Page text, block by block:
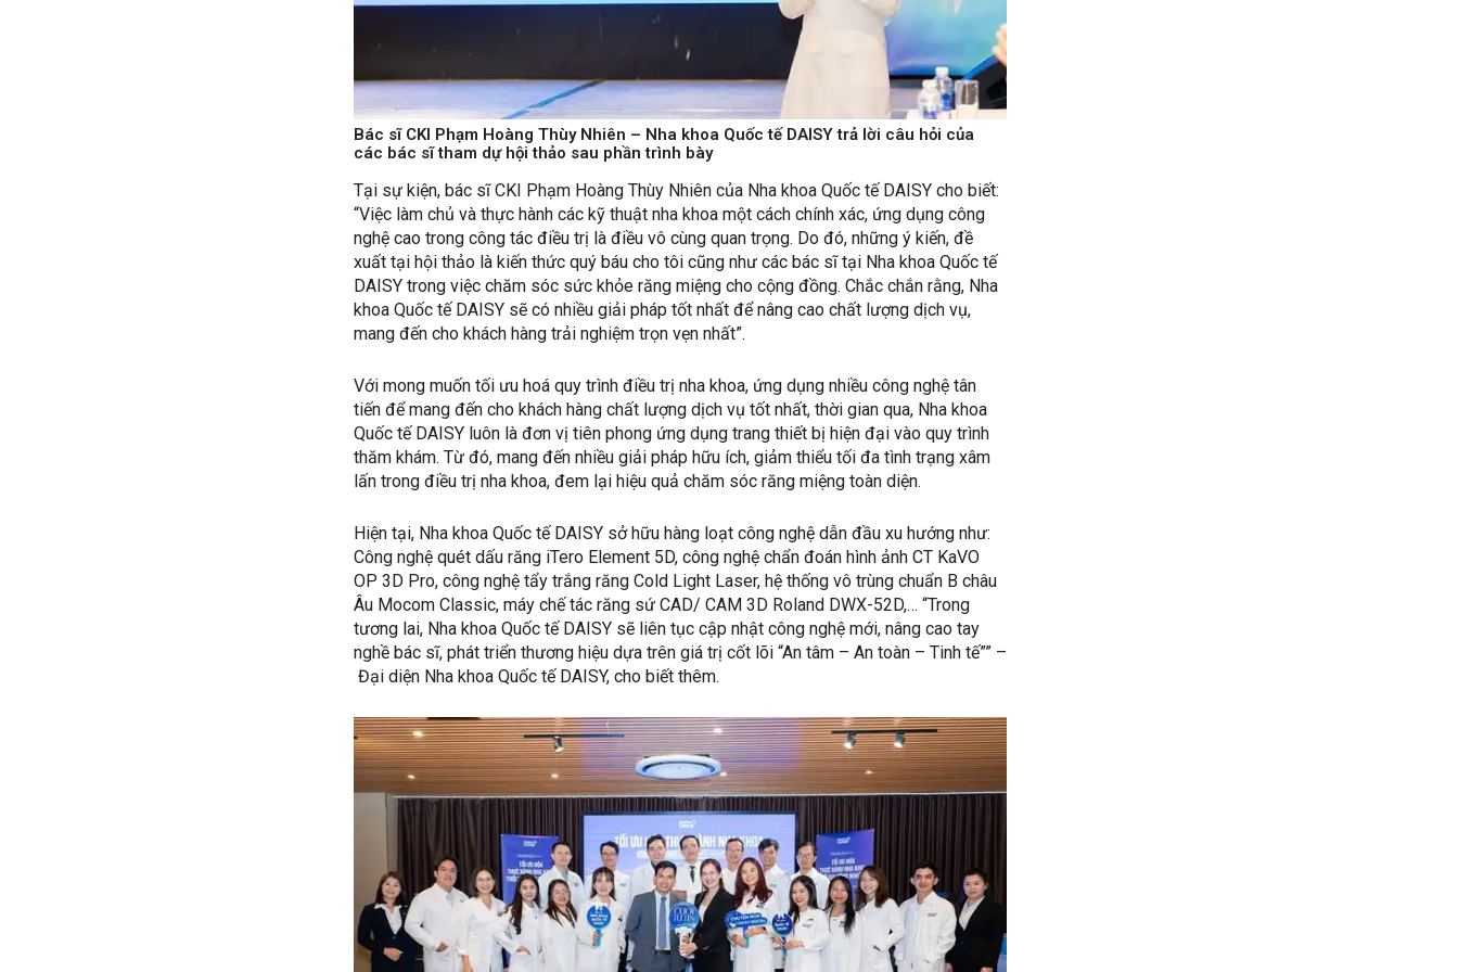
Bác sĩ CKI Phạm Hoàng Thùy Nhiên – Nha khoa Quốc tế DAISY trả lời câu hỏi của
các bác sĩ tham dự hội thảo sau phần trình bày
Tại sự kiện, bác sĩ CKI Phạm Hoàng Thùy Nhiên của Nha khoa Quốc tế DAISY cho biết:
“Việc làm chủ và thực hành các kỹ thuật nha khoa một cách chính xác, ứng dụng công
nghệ cao trong công tác điều trị là điều vô cùng quan trọng. Do đó, những ý kiến, đề
xuất tại hội thảo là kiến thức quý báu cho tôi cũng như các bác sĩ tại Nha khoa Quốc tế
DAISY trong việc chăm sóc sức khỏe răng miệng cho cộng đồng. Chắc chắn rằng, Nha
khoa Quốc tế DAISY sẽ có nhiều giải pháp tốt nhất để nâng cao chất lượng dịch vụ,
mang đến cho khách hàng trải nghiệm trọn vẹn nhất”.
Với mong muốn tối ưu hoá quy trình điều trị nha khoa, ứng dụng nhiều công nghệ tân
tiến để mang đến cho khách hàng chất lượng dịch vụ tốt nhất, thời gian qua, Nha khoa
Quốc tế DAISY luôn là đơn vị tiên phong ứng dụng trang thiết bị hiện đại vào quy trình
thăm khám. Từ đó, mang đến nhiều giải pháp hữu ích, giảm thiểu tối đa tình trạng xâm
lấn trong điều trị nha khoa, đem lại hiệu quả chăm sóc răng miệng toàn diện.
Hiện tại, Nha khoa Quốc tế DAISY sở hữu hàng loạt công nghệ dẫn đầu xu hướng như:
Công nghệ quét dấu răng iTero Element 5D, công nghệ chẩn đoán hình ảnh CT KaVO
OP 3D Pro, công nghệ tẩy trắng răng Cold Light Laser, hệ thống vô trùng chuẩn B châu
Âu Mocom Classic, máy chế tác răng sứ CAD/ CAM 3D Roland DWX-52D,… “Trong
tương lai, Nha khoa Quốc tế DAISY sẽ liên tục cập nhật công nghệ mới, nâng cao tay
nghề bác sĩ, phát triển thương hiệu dựa trên giá trị cốt lõi “An tâm – An toàn – Tinh tế”” –
Đại diện Nha khoa Quốc tế DAISY, cho biết thêm.